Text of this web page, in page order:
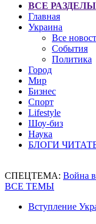
ВСЕ РАЗДЕЛЫ
Главная
Украина
Все
События
Политика
Город
Мир
Бизнес
Спорт
Lifestyle
Шоу-биз
Наука
БЛОГИ
СПЕЦТЕМА: Война
ВСЕ ТЕМЫ
Вступление